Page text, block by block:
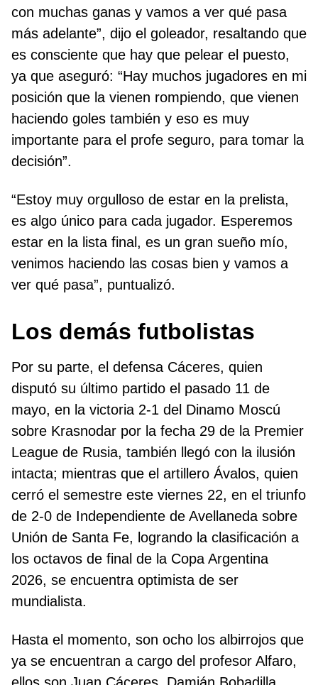
con muchas ganas y vamos a ver qué pasa
más adelante”, dijo el goleador, resaltando que
es consciente que hay que pelear el puesto,
ya que aseguró: “Hay muchos jugadores en mi
posición que la vienen rompiendo, que vienen
haciendo goles también y eso es muy
importante para el profe seguro, para tomar la
decisión”.
“Estoy muy orgulloso de estar en la prelista,
es algo único para cada jugador. Esperemos
estar en la lista final, es un gran sueño mío,
venimos haciendo las cosas bien y vamos a
ver qué pasa”, puntualizó.
Los demás futbolistas
Por su parte, el defensa Cáceres, quien
disputó su último partido el pasado 11 de
mayo, en la victoria 2-1 del Dinamo Moscú
sobre Krasnodar por la fecha 29 de la Premier
League de Rusia, también llegó con la ilusión
intacta; mientras que el artillero Ávalos, quien
cerró el semestre este viernes 22, en el triunfo
de 2-0 de Independiente de Avellaneda sobre
Unión de Santa Fe, logrando la clasificación a
los octavos de final de la Copa Argentina
2026, se encuentra optimista de ser
mundialista.
Hasta el momento, son ocho los albirrojos que
ya se encuentran a cargo del profesor Alfaro,